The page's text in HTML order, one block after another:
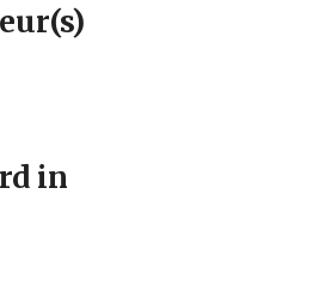
in